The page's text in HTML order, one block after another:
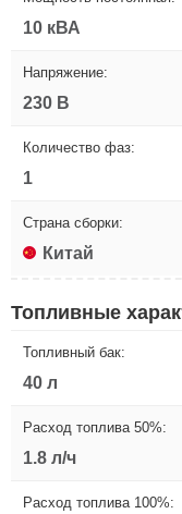
10 кВА
Напряжение:
230 В
Количество фаз:
1
Страна сборки:
Китай
Топливные
Топливный бак:
40 л
Расход топлива 50%:
1.8 л/ч
Расход топлива 100%: